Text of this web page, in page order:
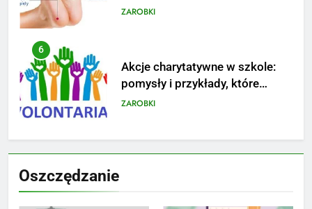
6
zainspirują
ZAROBKI
7
na narodziny dziecka: ile to
kosztuje i jak zaplanować
Oszczędzanie